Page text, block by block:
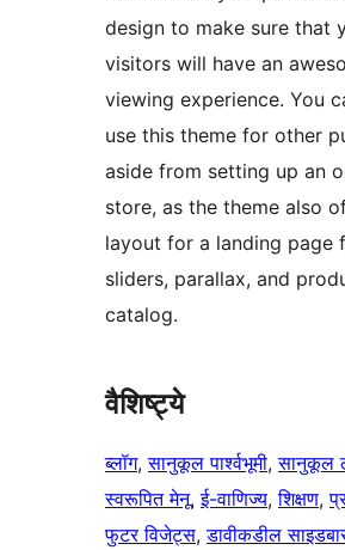
design to make sure that
visitors will have an
viewing experience. You
use this theme for other
aside from setting up an
store, as the theme also
layout for a landing page
sliders, parallax, and
catalog.
वैशिष्ट्ये
ब्लॉग, सानुकूल पार्श्वभूमी, सानुकूल
स्वरूपित मेनू, ई-वाणिज्य, शिक्षण,
फुटर विजेट्स, डावीकडील